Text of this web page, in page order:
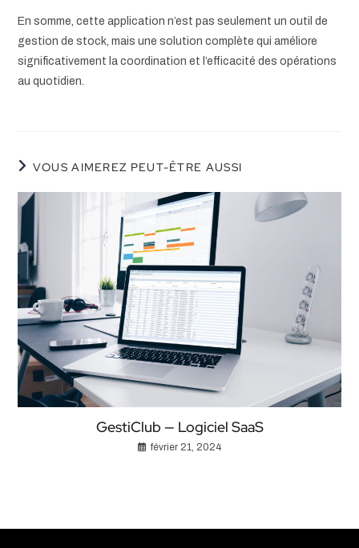
En somme, cette application n’est pas seulement un outil de
gestion de stock, mais une solution complète qui améliore
significativement la coordination et l’efficacité des opérations
au quotidien.
VOUS AIMEREZ PEUT-ÊTRE AUSSI
GestiClub — Logiciel SaaS
février 21, 2024